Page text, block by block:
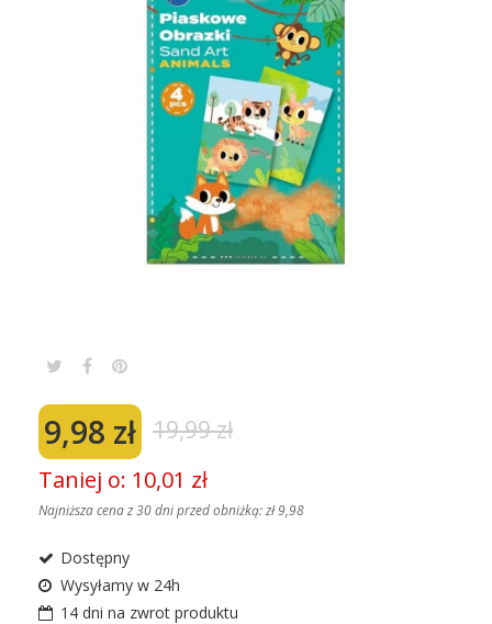
9,98 zł 19,99 zł
Taniej o: 10,01 zł
Najniższa cena z 30 dni przed obniżką:zł 9,98
Dostępny
Wysyłamy w 24h
14 dni na zwrot produktu